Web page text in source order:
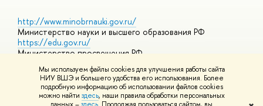
Мы используем файлы cookies для улучшения работы сайта
НИУ ВШЭ и большего удобства его использования. Более
подробную информацию об использовании файлов cookies
можно найти здесь, наши правила обработки персональных
http://www.minobrnauki.gov.ru/
Министерство науки и высшего образования РФ
https://edu.gov.ru/
Министерство просвещения РФ
https://elearning.hse.ru/mooc
Массовые открытые онлайн-курсы